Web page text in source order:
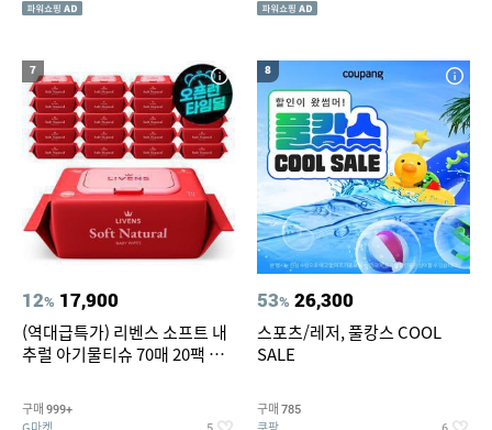
7
12% 17,900
(역대급특가) 리벤스 소프트 내
추럴 아기물티슈 70매 20팩 캡
구매 999+
8
53% 26,300
스포츠/레저, 풀캉스 COOL
SALE
구매 785